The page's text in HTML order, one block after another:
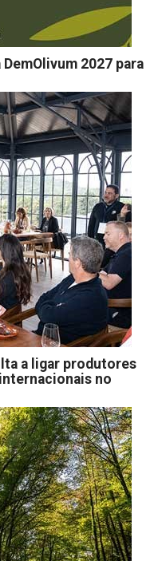
2027 para
a ligar produtores
no